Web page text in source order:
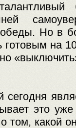
Но в
на
это уже
том, какой